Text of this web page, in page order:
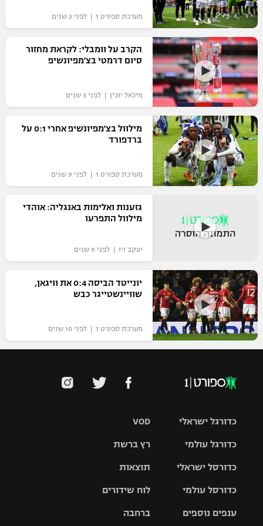
"מחצית בשכונה" – פודקאסט
משתתפים וזוכים בפרסים
תקנון משתתפים וזוכים בפרסים
תקנון עבור פעילות אלקטרה
תקנון עבור פעילות ספורט 1 – "מרלן"
טניס
גיימינג E-Sports
תנאי שימוש
מדיניות פרטיות
רשיון להקרנה פומבית לבית עסק
הצטרפות לחבילת הערוצים
לוח דרושים – ג'ובנט
המגזין
אופניים
ספורט מוטורי
כדורמים
פוטבול אמריקאי NFL
בייסבול MLB
ספורט אתגרי ואקסטרים
גיימינג E-Sports
מערכת ספורט 1 | לפני 3 שנים
הקרב על וומבלי: לקראת מחזור
סיום דרמטי בצ'מפיונשיפ
מיכאל יוכין | לפני 3 שנים
מילוול בצ'מפיונשיפ אחרי 0:1 על
ברדפורד
מערכת ספורט 1 | לפני 9 שנים
גזענות ואלימות באנגליה: אוהדי
מילוול התפרעו
יעקב זיו | לפני 9 שנים
יונייטד הביסה 0:4 את וויגאן,
שוויינשטייגר כבש
מערכת ספורט 1 | לפני 10 שנים
VOD
רץ ברשת
תוצאות
לוח שידורים
ברחבה
כדורגל ישראלי
גביע הטוטו
כדורגל עולמי
האלופות
ליגה
כדורסל ישראלי
סל
כדורסל עולמי
ענפים נוספים